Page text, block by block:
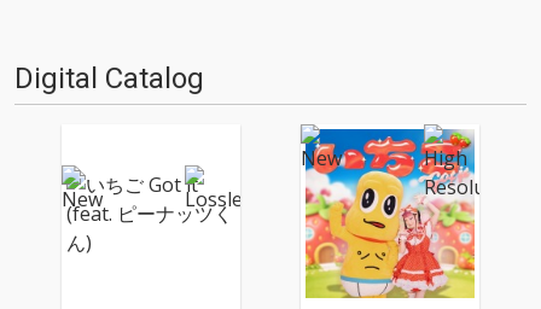
Digital Catalog